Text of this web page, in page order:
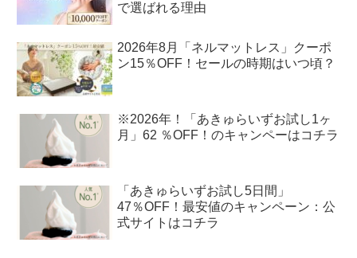
で選ばれる理由
2026年8月「ネルマットレス」クーポ
ン15％OFF！セールの時期はいつ頃？
※2026年！「あきゅらいずお試し1ヶ
月」62 ％OFF！のキャンペーはコチラ
「あきゅらいずお試し5日間」
47％OFF！最安値のキャンペーン：公
式サイトはコチラ